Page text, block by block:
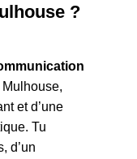
?
et d’une
Tu
d’un